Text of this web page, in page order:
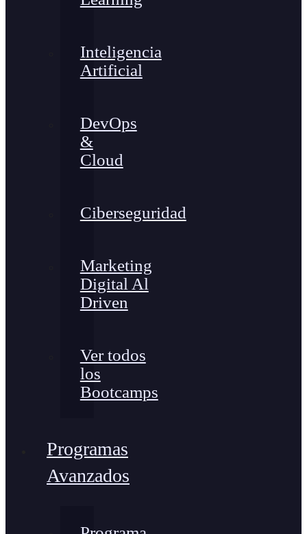
Inteligencia
Artificial
DevOps
&
Cloud
Ciberseguridad
Marketing
Digital Al
Driven
Ver todos
los
Bootcamps
Programas
Avanzados